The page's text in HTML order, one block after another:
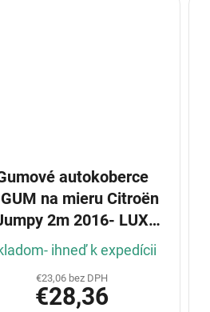
autokoberce
na mieru Citroën
2m 2016- LUX
+tunel(4díl)
ihneď k expedícii
€23,06 bez DPH
€28,36